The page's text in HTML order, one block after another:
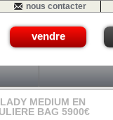
nous contacter
vendre
MEDIUM EN
BAG 5900€